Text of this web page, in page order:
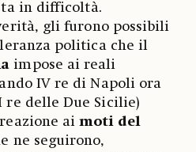
in difficoltà.
gli furono possibili
politica che il
impose ai reali
IV re di Napoli ora
re delle Due Sicilie)
aimoti del
ne seguirono,